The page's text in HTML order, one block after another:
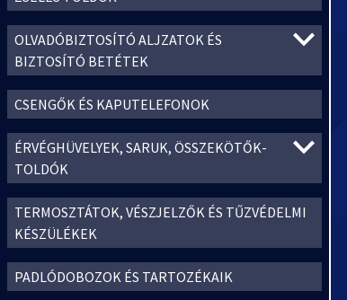
OLVADÓBIZTOSÍTÓ ALJZATOK ÉS
BIZTOSÍTÓ BETÉTEK
CSENGŐK ÉS KAPUTELEFONOK
ÉRVÉGHÜVELYEK, SARUK, ÖSSZEKÖTŐK-
TOLDÓK
TERMOSZTÁTOK, VÉSZJELZŐK ÉS TŰZVÉDELMI
KÉSZÜLÉKEK
PADLÓDOBOZOK ÉS TARTOZÉKAIK